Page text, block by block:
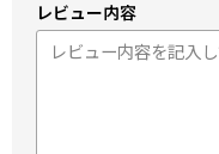
レビュー内容